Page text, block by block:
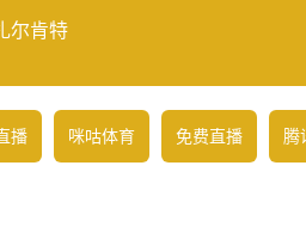
尔肯特
播 咪咕体育 免费直播 腾